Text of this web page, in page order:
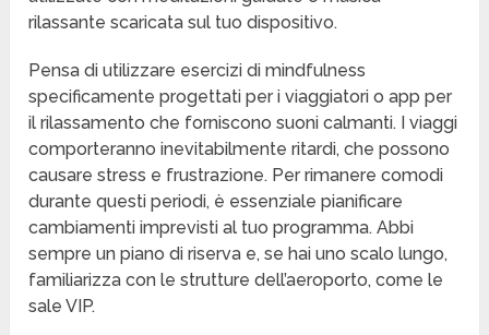
rilassante scaricata sul tuo dispositivo.
Pensa di utilizzare esercizi di mindfulness
specificamente progettati per i viaggiatori o app per
il rilassamento che forniscono suoni calmanti. I viaggi
comporteranno inevitabilmente ritardi, che possono
causare stress e frustrazione. Per rimanere comodi
durante questi periodi, è essenziale pianificare
cambiamenti imprevisti al tuo programma. Abbi
sempre un piano di riserva e, se hai uno scalo lungo,
familiarizza con le strutture dell’aeroporto, come le
sale VIP.